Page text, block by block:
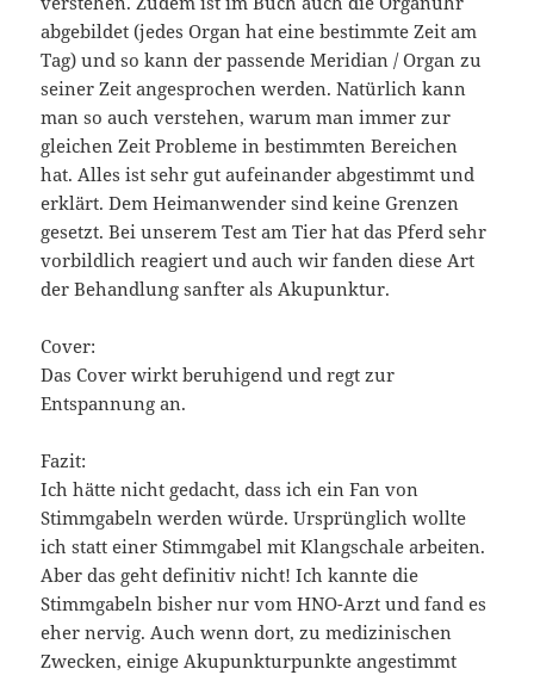
abgebildet (jedes Organ hat eine bestimmte Zeit am
Tag) und so kann der passende Meridian / Organ zu
seiner Zeit angesprochen werden. Natürlich kann
man so auch verstehen, warum man immer zur
gleichen Zeit Probleme in bestimmten Bereichen
hat. Alles ist sehr gut aufeinander abgestimmt und
erklärt. Dem Heimanwender sind keine Grenzen
gesetzt. Bei unserem Test am Tier hat das Pferd sehr
vorbildlich reagiert und auch wir fanden diese Art
der Behandlung sanfter als Akupunktur.
Cover:
Das Cover wirkt beruhigend und regt zur
Entspannung an.
Fazit:
Ich hätte nicht gedacht, dass ich ein Fan von
Stimmgabeln werden würde. Ursprünglich wollte
ich statt einer Stimmgabel mit Klangschale arbeiten.
Aber das geht definitiv nicht! Ich kannte die
Stimmgabeln bisher nur vom HNO-Arzt und fand es
eher nervig. Auch wenn dort, zu medizinischen
Zwecken, einige Akupunkturpunkte angestimmt